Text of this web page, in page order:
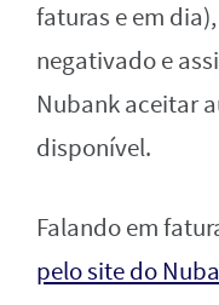
faturas e em
negativado e
Nubank aceitar
disponível.
Falando em
pelo site do